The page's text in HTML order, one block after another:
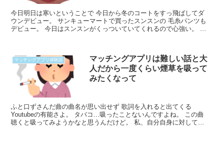
今日明日は寒いということで 今日から冬のコートをすっ飛ばしてダ
ウンデビュー。 サンキューマートで買ったスンスンの 毛糸パンツも
デビュー。 今日はスンスンがくっついていてくれるので心強い。 ※
マッチングアプリ体験談
マッチングアプリは難しい話と大
人だから一度くらい煙草を吸って
みたくなって
ふと口ずさんだ曲の曲名が思い出せず 歌詞を入れると出てくる
Youtubeの有能さよ。 タバコ…吸ったことないんですよね。 この曲
聴くと吸ってみようかなと思うんだけど。 私、自分自身に対して信